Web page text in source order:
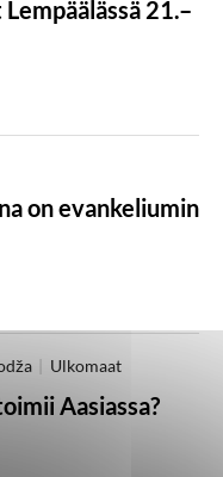
21.–
on evankeliumin
Ulkomaat
Aasiassa?